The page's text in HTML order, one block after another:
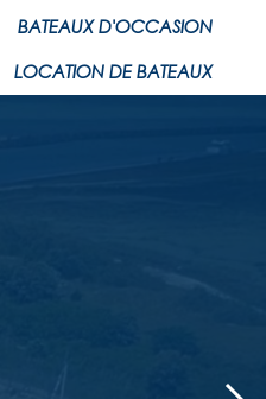
BATEAUX D'OCCASION
LOCATION DE BATEAUX